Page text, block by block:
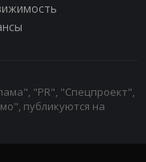
"PR", "Спецпроект",
публикуются на